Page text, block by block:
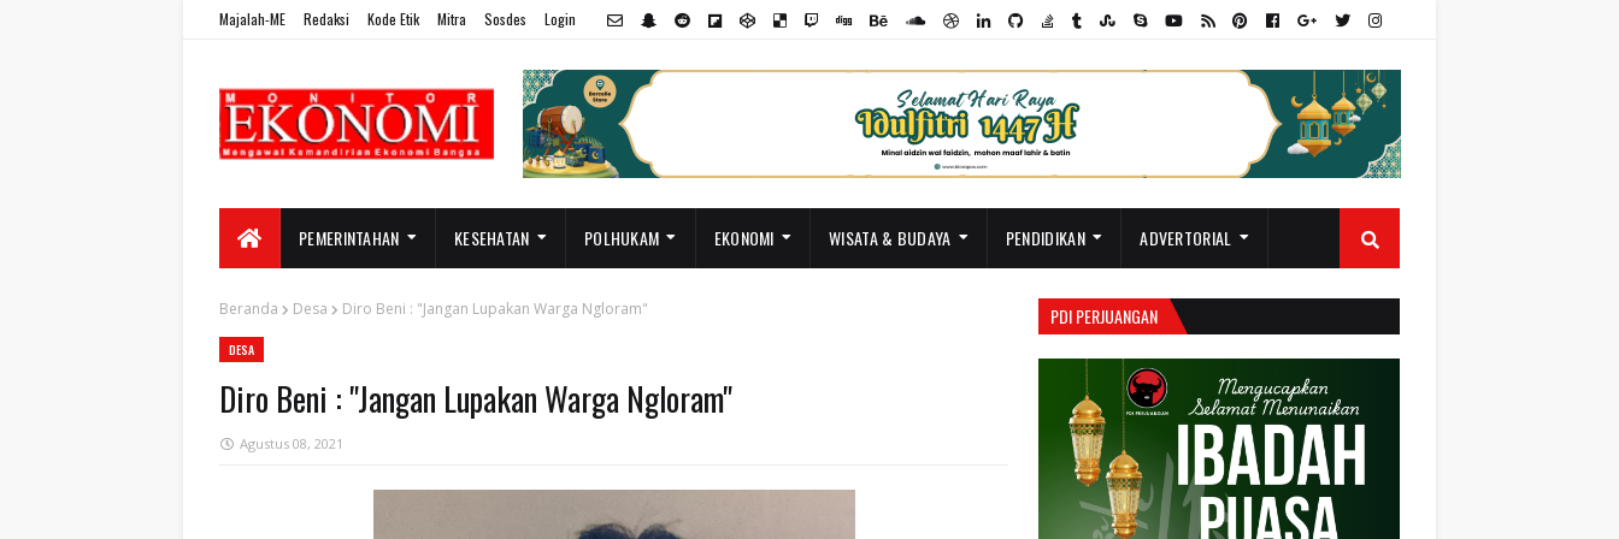
Majalah-ME Redaksi Kode Etik Mitra Sosdes Login
PEMERINTAHAN KESEHATAN POLHUKAM EKONOMI WISATA & BUDAYA PENDIDIKAN ADVERTORIAL
Beranda Desa Diro Beni : "Jangan Lupakan Warga Ngloram"
DESA
Diro Beni : "Jangan Lupakan Warga Ngloram"
Agustus 08, 2021
PDI PERJUANGAN